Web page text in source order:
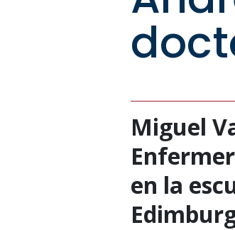
Miguel
en la